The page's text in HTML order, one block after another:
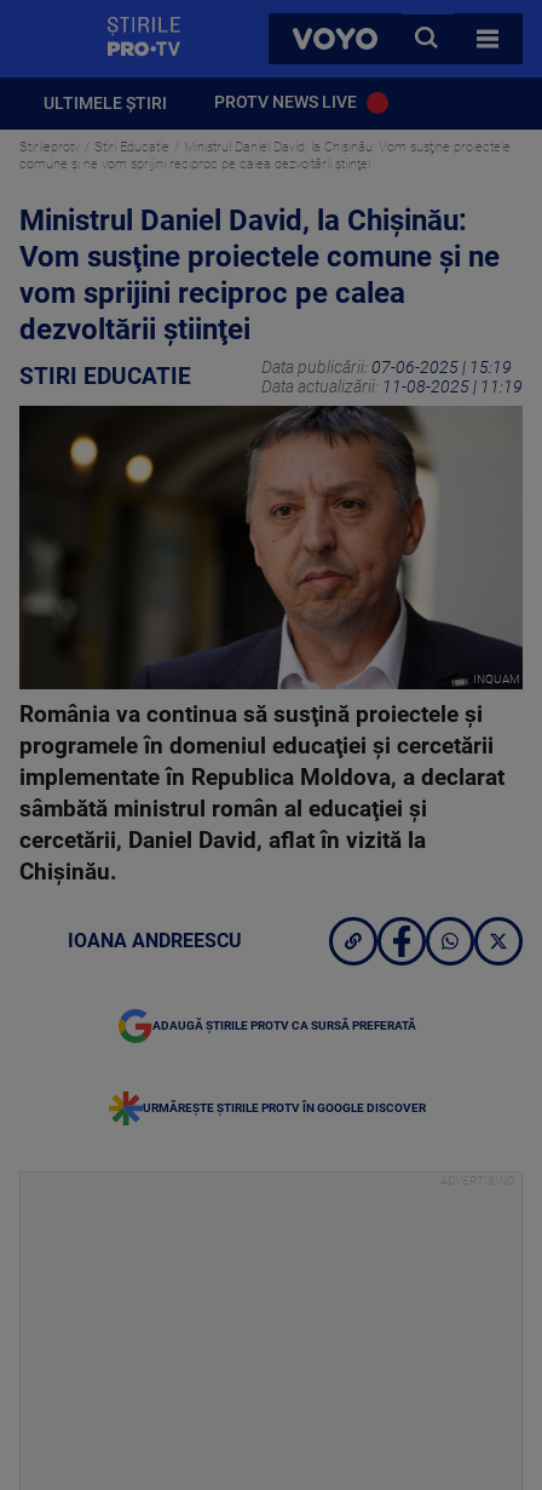
VOYO
CAUTA
TOATE
ULTIMELE ȘTIRI PROTV NEWS LIVE
Stirileprotv Stiri Educatie
Ministrul Daniel David, la Chişinău: Vom susţine proiectele
comune şi ne vom sprijini reciproc pe calea dezvoltării ştiinţei
Ministrul Daniel David, la Chişinău:
Vom susţine proiectele comune şi ne
vom sprijini reciproc pe calea
dezvoltării ştiinţei
STIRI EDUCATIE Data publicării: 07-06-2025 | 15:19
Data actualizării: 11-08-2025 | 11:19
INQUAM
România va continua să susţină proiectele şi
programele în domeniul educaţiei şi cercetării
implementate în Republica Moldova, a declarat
sâmbătă ministrul român al educaţiei şi
cercetării, Daniel David, aflat în vizită la
Chişinău.
IOANA ANDREESCU
ADAUGĂ ȘTIRILE PROTV CA SURSĂ PREFERATĂ
URMĂREȘTE ȘTIRILE PROTV ÎN GOOGLE DISCOVER